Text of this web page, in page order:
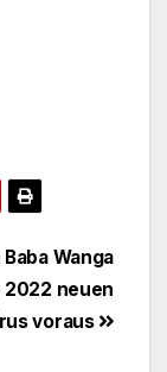
Wanga
neuen
voraus